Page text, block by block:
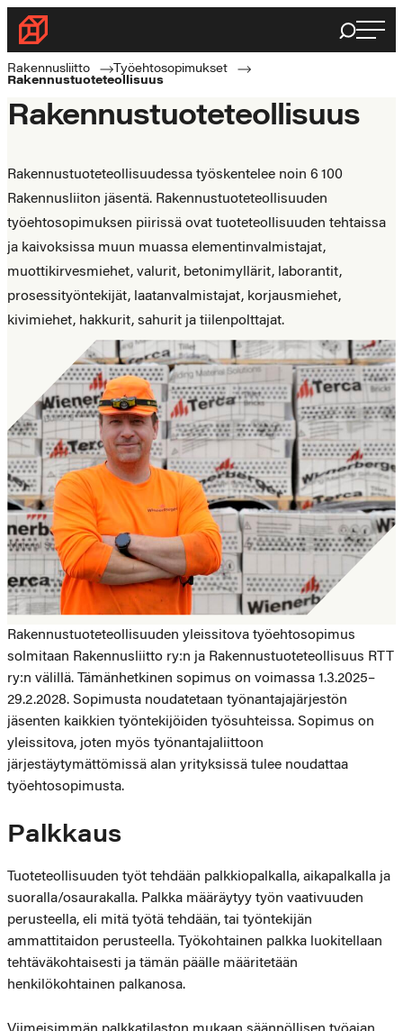
Siirry
suoraan
sisältöön
Rakennusliitto
Rakennusalan
ammattilaisten
puolella
Haku
Rakennusliitto
Työehtosopimukset
Rakennustuoteteollisuus
Rakennustuoteteollisuus
Rakennustuoteteollisuudessa työskentelee noin 6 100
Rakennusliiton jäsentä. Rakennustuoteteollisuuden
työehtosopimuksen piirissä ovat tuoteteollisuuden tehtaissa
ja kaivoksissa muun muassa elementinvalmistajat,
muottikirvesmiehet, valurit, betonimyllärit, laborantit,
prosessityöntekijät, laatanvalmistajat, korjausmiehet,
kivimiehet, hakkurit, sahurit ja tiilenpolttajat.
Rakennustuoteteollisuuden yleissitova työehtosopimus
solmitaan Rakennusliitto ry:n ja Rakennustuoteteollisuus RTT
ry:n välillä. Tämänhetkinen sopimus on voimassa 1.3.2025–
29.2.2028. Sopimusta noudatetaan työnantajajärjestön
jäsenten kaikkien työntekijöiden työsuhteissa. Sopimus on
yleissitova, joten myös työnantajaliittoon
järjestäytymättömissä alan yrityksissä tulee noudattaa
työehtosopimusta.
Palkkaus
Tuoteteollisuuden työt tehdään palkkiopalkalla, aikapalkalla ja
suoralla/osaurakalla. Palkka määräytyy työn vaativuuden
perusteella, eli mitä työtä tehdään, tai työntekijän
ammattitaidon perusteella. Työkohtainen palkka luokitellaan
tehtäväkohtaisesti ja tämän päälle määritetään
henkilökohtainen palkanosa.